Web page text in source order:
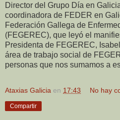
Director del Grupo Día en
coordinadora de FEDER en
Federación Gallega de
(FEGEREC), que leyó el
Presidenta de FEGEREC,
área de trabajo social de
personas que nos sumamos a
Ataxias Galicia en 17:43 No hay
Compartir